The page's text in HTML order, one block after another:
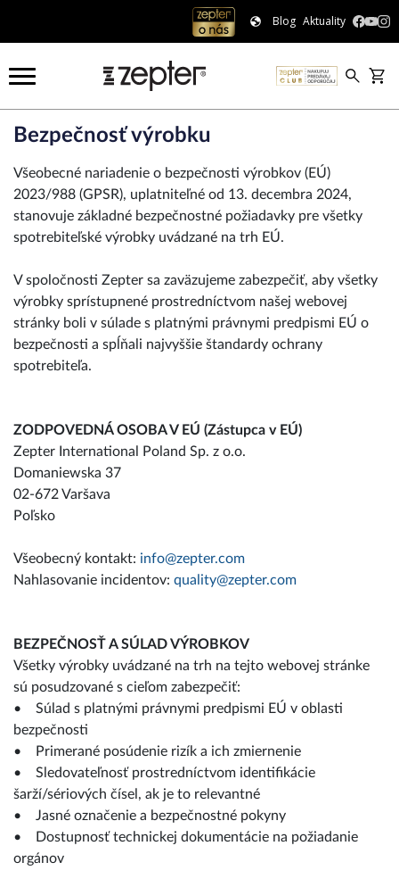
Blog Aktuality
Bezpečnosť výrobku
Všeobecné nariadenie o bezpečnosti výrobkov (EÚ)
2023/988 (GPSR), uplatniteľné od 13. decembra 2024,
stanovuje základné bezpečnostné požiadavky pre všetky
spotrebiteľské výrobky uvádzané na trh EÚ.
V spoločnosti Zepter sa zaväzujeme zabezpečiť, aby všetky
výrobky sprístupnené prostredníctvom našej webovej
stránky boli v súlade s platnými právnymi predpismi EÚ o
bezpečnosti a spĺňali najvyššie štandardy ochrany
spotrebiteľa.
ZODPOVEDNÁ OSOBA V EÚ (Zástupca v EÚ)
Zepter International Poland Sp. z o.o.
Domaniewska 37
02-672 Varšava
Poľsko
Všeobecný kontakt: info@zepter.com
Nahlasovanie incidentov: quality@zepter.com
BEZPEČNOSŤ A SÚLAD VÝROBKOV
Všetky výrobky uvádzané na trh na tejto webovej stránke
sú posudzované s cieľom zabezpečiť:
• Súlad s platnými právnymi predpismi EÚ v oblasti
bezpečnosti
• Primerané posúdenie rizík a ich zmiernenie
• Sledovateľnosť prostredníctvom identifikácie
šarží/sériových čísel, ak je to relevantné
• Jasné označenie a bezpečnostné pokyny
• Dostupnosť technickej dokumentácie na požiadanie
orgánov